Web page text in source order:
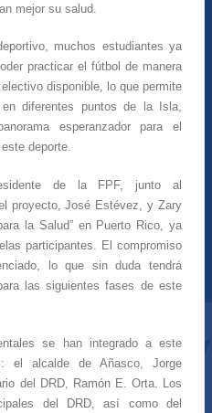
mejor su salud.
muchos estudiantes ya
practicar el fútbol de manera
disponible, lo que permite
diferentes puntos de la Isla,
esperanzador para el
deporte.
de la FPF, junto al
proyecto, José Estévez, y Zary
la Salud” en Puerto Rico, ya
participantes. El compromiso
lo que sin duda tendrá
las siguientes fases de este
se han integrado a este
el alcalde de Añasco, Jorge
del DRD, Ramón E. Orta. Los
del DRD, así como del